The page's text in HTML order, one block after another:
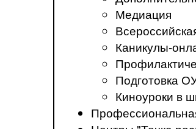
Медиация
Каникулы-
Подготовка
Киноуроки в